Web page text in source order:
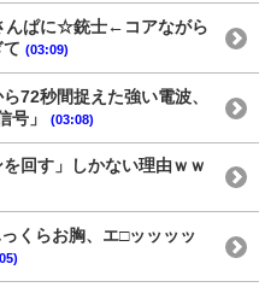
んぱに☆銃士←コアながら
(03:09)
72秒間捉えた強い電波、
号」
(03:08)
回す」しかない理由ｗｗ
くらお胸、エ□ッッッッ